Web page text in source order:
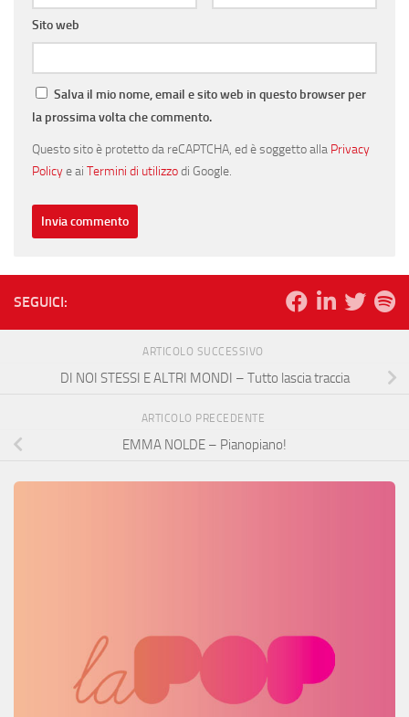
Sito web
Salva il mio nome, email e sito web in questo browser per
la prossima volta che commento.
Questo sito è protetto da reCAPTCHA, ed è soggetto alla Privacy
Policye ai Termini di utilizzodi Google.
SEGUICI:
ARTICOLO SUCCESSIVO
DI NOI STESSI E ALTRI MONDI – Tutto lascia traccia
ARTICOLO PRECEDENTE
EMMA NOLDE – Pianopiano!